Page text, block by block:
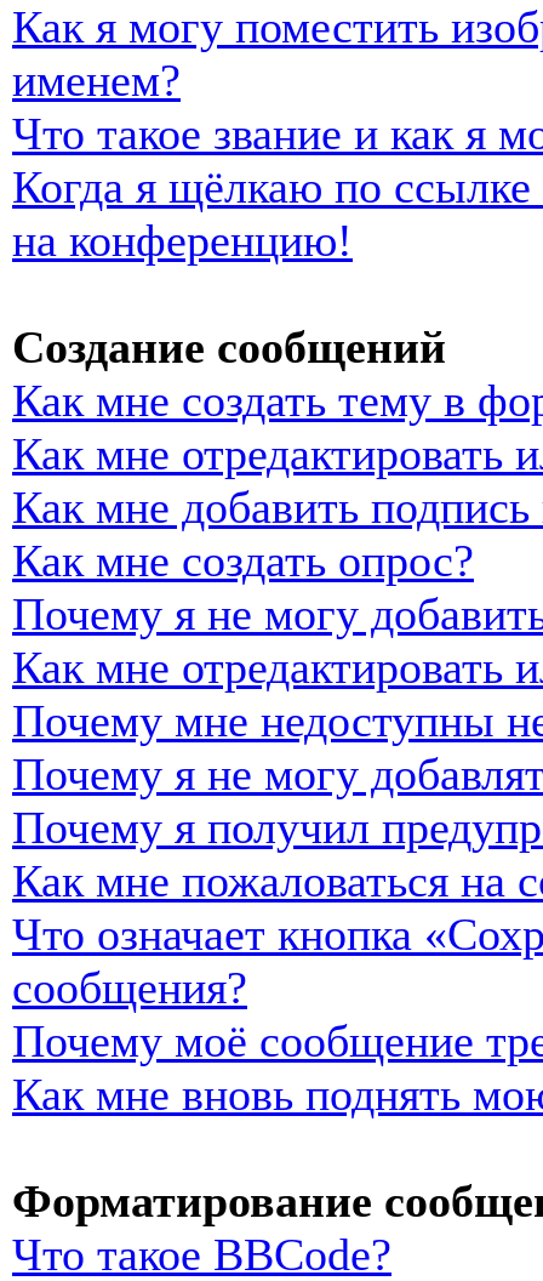
Как я могу поместить
именем?
Что такое звание и как я
Когда я щёлкаю по
на конференцию!
Создание сообщений
Как мне создать тему в
Как мне отредактировать
Как мне добавить
Как мне создать опрос?
Почему я не могу
Как мне отредактировать
Почему мне недоступны
Почему я не могу
Почему я получил
Как мне пожаловаться на
Что означает кнопка
сообщения?
Почему моё сообщение
Как мне вновь поднять
Форматирование
Что такое BBCode?